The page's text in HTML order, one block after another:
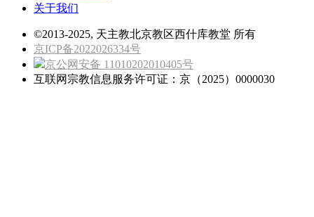
关于我们
©2013-2025, 天主教北京教区西什库教堂 所有
京ICP备2022026334号
京公网安备 11010202010405号
互联网宗教信息服务许可证：京（2025）0000030